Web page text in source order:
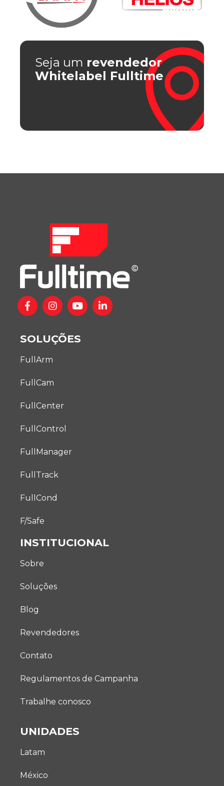
Seja um revendedor
Whitelabel Fulltime
SOLUÇÕES
FullArm
FullCam
FullCenter
FullControl
FullManager
FullTrack
FullCond
F/Safe
INSTITUCIONAL
Sobre
Soluções
Blog
Revendedores
Contato
Regulamentos de Campanha
Trabalhe conosco
UNIDADES
Latam
México